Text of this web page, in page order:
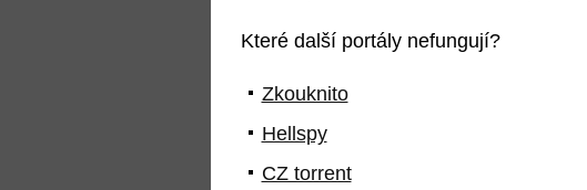
Které další portály nefungují?
Zkouknito
Hellspy
CZ torrent